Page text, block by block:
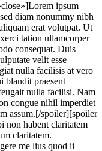
ipsum
diam nonummy nibh
erat volutpat. Ut
tation ullamcorper
consequat. Duis
velit esse
nulla facilisis at vero
blandit praesent
nulla facilisi. Nam
congue nihil imperdiet
assum.[/spoiler][spoiler
non habent claritatem
claritatem.
me lius quod ii